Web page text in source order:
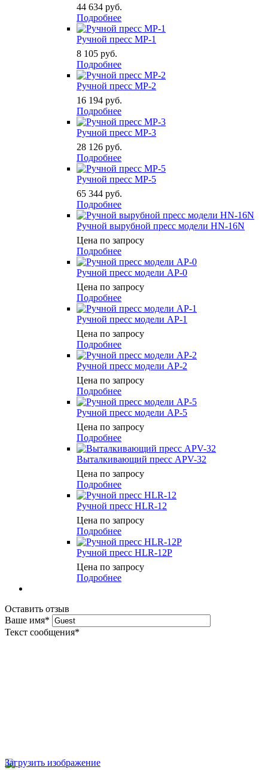
44 634 руб.
Подробнее
Ручной пресс MP-1
8 105 руб.
Подробнее
Ручной пресс MP-2
16 194 руб.
Подробнее
Ручной пресс MP-3
28 126 руб.
Подробнее
Ручной пресс MP-5
65 344 руб.
Подробнее
Ручной вырубной пресс модели HN-16N
Цена по запросу
Подробнее
Ручной пресс модели AP-0
Цена по запросу
Подробнее
Ручной пресс модели AP-1
Цена по запросу
Подробнее
Ручной пресс модели AP-2
Цена по запросу
Подробнее
Ручной пресс модели AP-5
Цена по запросу
Подробнее
Выталкивающий пресс APV-32
Цена по запросу
Подробнее
Ручной пресс HLR-12
Цена по запросу
Подробнее
Ручной пресс HLR-12P
Цена по запросу
Подробнее
Оставить отзыв
Ваше имя*
Текст сообщения*
Загрузить изображение